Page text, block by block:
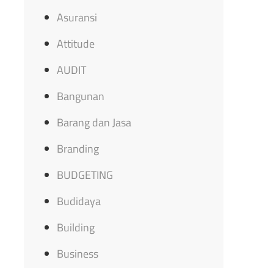
Asuransi
Attitude
AUDIT
Bangunan
Barang dan Jasa
Branding
BUDGETING
Budidaya
Building
Business